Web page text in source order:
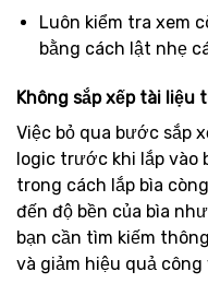
Luôn kiểm tra xem
bằng cách lật nhẹ
Không sắp xếp tài
Việc bỏ qua bước sắp
logic trước khi lắp vào
trong cách lắp bìa
đến độ bền của bìa
bạn cần tìm kiếm
và giảm hiệu quả công